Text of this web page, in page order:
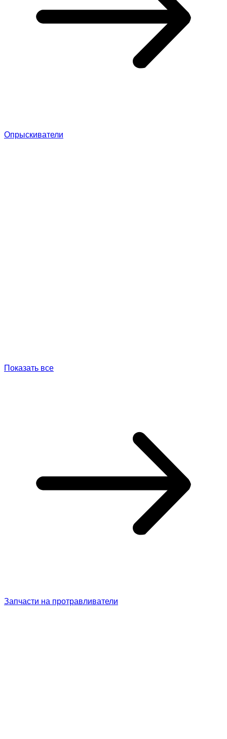
Опрыскиватели
Показать все
Запчасти на протравливатели